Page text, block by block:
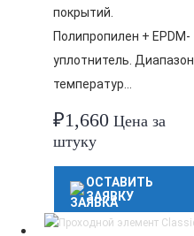
покрытий.
Полипропилен + EPDM-
уплотнитель. Диапазон
температур…
₽1,660 Цена за
штуку
ОСТАВИТЬ
ЗАЯВКУ